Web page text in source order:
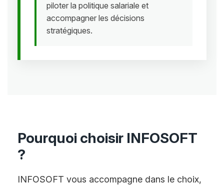
piloter la politique salariale et
accompagner les décisions
stratégiques.
Pourquoi choisir INFOSOFT
?
INFOSOFT vous accompagne dans le choix,